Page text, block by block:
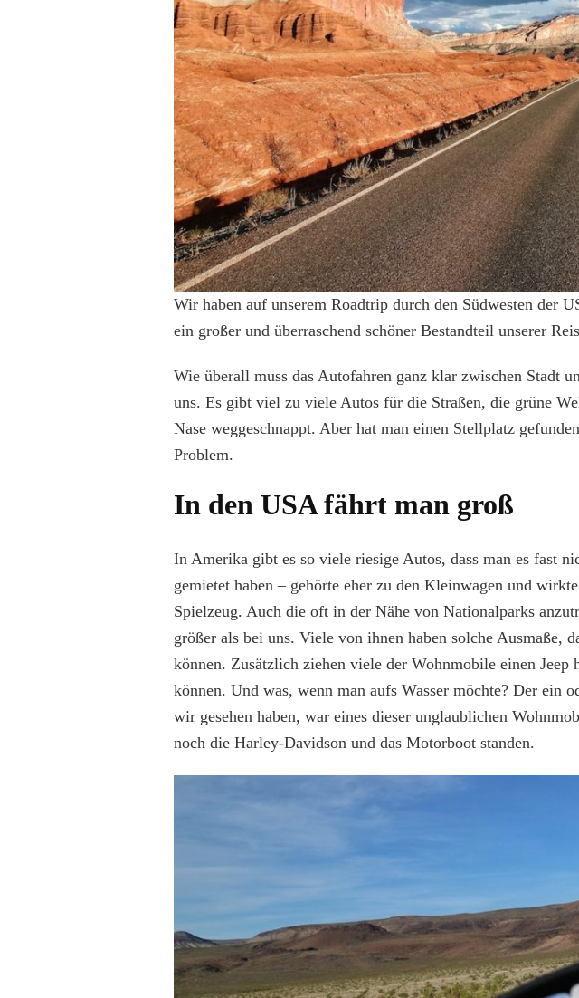
Wir haben auf unserem Roadtrip durch den Südwesten der
ein großer und überraschend schöner Bestandteil unserer
Wie überall muss das Autofahren ganz klar zwischen Stadt
uns. Es gibt viel zu viele Autos für die Straßen, die grüne
Nase weggeschnappt. Aber hat man einen Stellplatz
Problem.
In den USA fährt man groß
In Amerika gibt es so viele riesige Autos, dass man es fast
gemietet haben – gehörte eher zu den Kleinwagen und
Spielzeug. Auch die oft in der Nähe von Nationalparks
größer als bei uns. Viele von ihnen haben solche Ausmaße,
können. Zusätzlich ziehen viele der Wohnmobile einen Jeep
können. Und was, wenn man aufs Wasser möchte? Der ein
wir gesehen haben, war eines dieser unglaublichen
noch die Harley-Davidson und das Motorboot standen.